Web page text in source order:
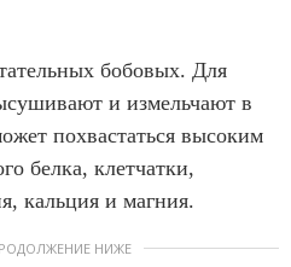
бобовых. Для
и измельчают в
похвастаться высоким
белка, клетчатки,
кальция и магния.
НИЖЕ